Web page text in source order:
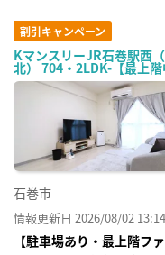
割引キャンペーン
KマンスリーJR石巻駅西
北） 704・2LDK-【最上
石巻市
情報更新日 2026/08/02 13:14
【駐車場あり・最上階フ